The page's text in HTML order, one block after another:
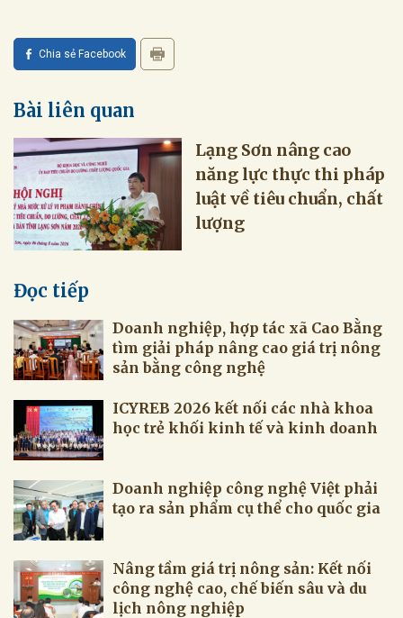
Chia sẻ Facebook
Bài liên quan
Lạng Sơn nâng cao
năng lực thực thi pháp
luật về tiêu chuẩn, chất
lượng
Đọc tiếp
Doanh nghiệp, hợp tác xã Cao Bằng
tìm giải pháp nâng cao giá trị nông
sản bằng công nghệ
ICYREB 2026 kết nối các nhà khoa
học trẻ khối kinh tế và kinh doanh
Doanh nghiệp công nghệ Việt phải
tạo ra sản phẩm cụ thể cho quốc gia
Nâng tầm giá trị nông sản: Kết nối
công nghệ cao, chế biến sâu và du
lịch nông nghiệp